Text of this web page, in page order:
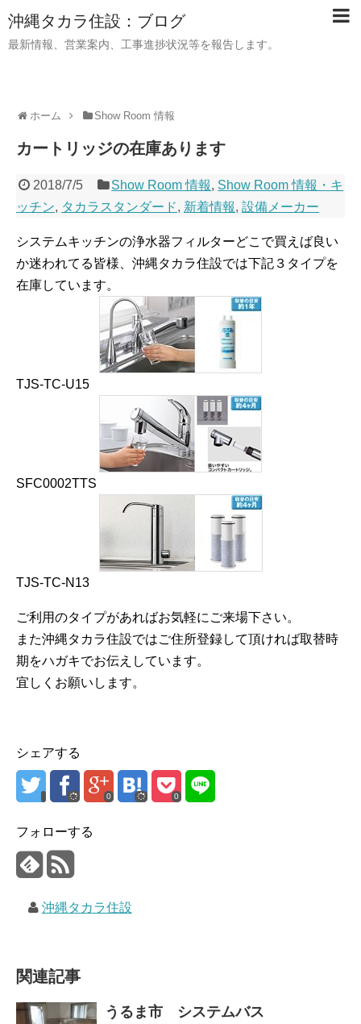
沖縄タカラ住設：ブログ
最新情報、営業案内、工事進捗状況等を報告します。
ホーム Show Room 情報
カートリッジの在庫あります
2018/7/5 Show Room 情報, Show Room 情報・キ
ッチン, タカラスタンダード, 新着情報, 設備メーカー
システムキッチンの浄水器フィルターどこで買えば良い
か迷われてる皆様、沖縄タカラ住設では下記３タイプを
在庫しています。
TJS-TC-U15
SFC0002TTS
TJS-TC-N13
ご利用のタイプがあればお気軽にご来場下さい。
また沖縄タカラ住設ではご住所登録して頂ければ取替時
期をハガキでお伝えしています。
宜しくお願いします。
シェアする
0 0
フォローする
沖縄タカラ住設
関連記事
うるま市 システムバス